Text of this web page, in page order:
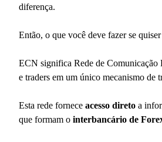
diferença.
Então, o que você deve fazer se
ECN significa Rede de Comunicação
e traders em um único mecanismo de
Esta rede fornece acesso direto a
que formam o interbancário de